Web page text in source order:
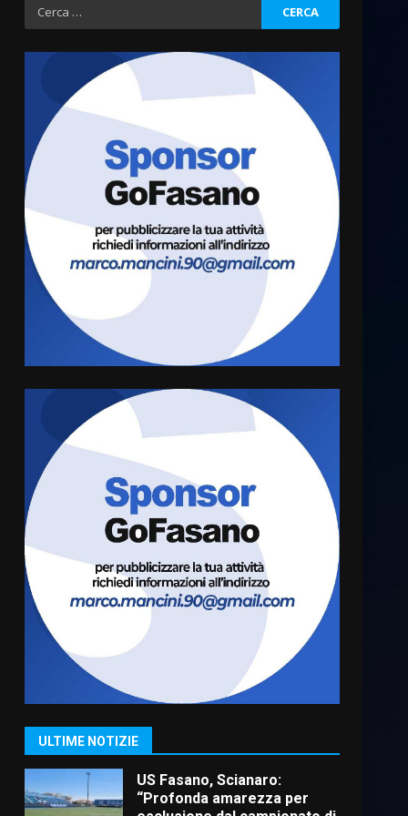
Ricerca
per:
ULTIME NOTIZIE
Fasanese ferito a colpi di
arma da fuoco
6 Agosto 2026 18:13
4
Carta d’identità: continua il
piano di aperture
straordinarie del Comune di
Fasano
6 Agosto 2026 14:16
5
Grazia Neglia, coordinatrice
cittadina di Fratelli d’Italia,
pronta a tornare in Consiglio
6 Agosto 2026 08:00
Cura dei beni comuni e
cittadinanza attiva: online
l’avviso per la gestione
condivisa della Villetta di
Laureto
6 Agosto 2026 06:20
7
La magia del Minareto e la
prima assoluta de “L’Albergo
Belvedere. Il rapimento”
6 Agosto 2026 06:15
1
“I Contestatori: Musica di
Rivoluzione”: nuovo
appuntamento con “Fasano in
US Fasano, Scianaro:
“Profonda amarezza per